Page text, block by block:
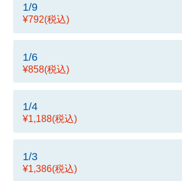
1/9
¥792(税込)
1/6
¥858(税込)
1/4
¥1,188(税込)
1/3
¥1,386(税込)